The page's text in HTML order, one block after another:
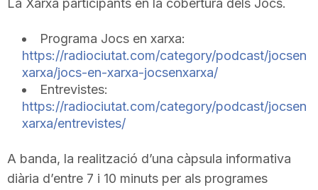
La Xarxa participants en la cobertura dels Jocs.
Programa Jocs en xarxa:
https://radiociutat.com/category/podcast/jocsen
xarxa/jocs-en-xarxa-jocsenxarxa/
Entrevistes:
https://radiociutat.com/category/podcast/jocsen
xarxa/entrevistes/
A banda, la realització d’una càpsula informativa
diària d’entre 7 i 10 minuts per als programes